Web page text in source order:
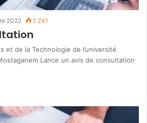
2022 1 241
et de la Technologie de l’université
Lance un avis de consultation